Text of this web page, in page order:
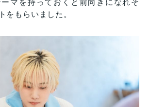
マを持っておくと前向きになれそ
をもらいました。